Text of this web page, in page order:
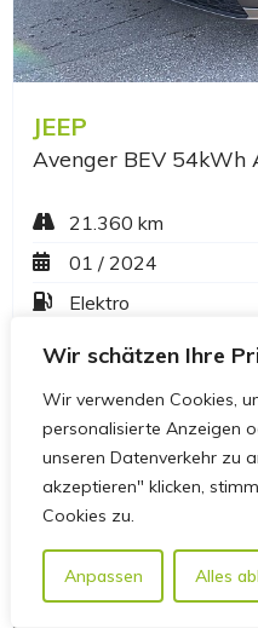
Wir schätzen Ihre
Wir verwenden Cookies,
personalisierte Anzeigen
unseren Datenverkehr zu
akzeptieren" klicken,
Cookies zu.
Anpassen Alles